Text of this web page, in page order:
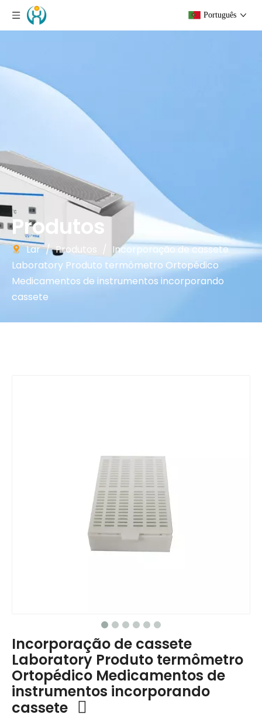
Português
Produtos
Lar / Produtos / Incorporação de cassete
Laboratory Produto termômetro Ortopédico
Medicamentos de instrumentos incorporando
cassete
Incorporação de cassete
Laboratory Produto termômetro
Ortopédico Medicamentos de
instrumentos incorporando
cassete